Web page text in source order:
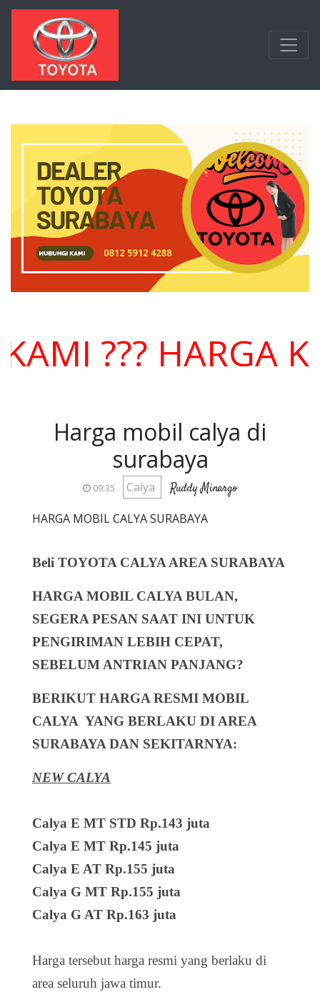
Langsung ke konten utama
HARGA
Harga mobil calya di
surabaya
09:35 Calya Ruddy Minargo
HARGA MOBIL CALYA SURABAYA
Beli TOYOTA CALYA AREA SURABAYA
HARGA MOBIL CALYA BULAN,
SEGERA PESAN SAAT INI UNTUK
PENGIRIMAN LEBIH CEPAT,
SEBELUM ANTRIAN PANJANG?
BERIKUT HARGA RESMI MOBIL
CALYA YANG BERLAKU DI AREA
SURABAYA DAN SEKITARNYA:
NEW CALYA
Calya E MT STD Rp.143 juta
Calya E MT Rp.145 juta
Calya E AT Rp.155 juta
Calya G MT Rp.155 juta
Calya G AT Rp.163 juta
Harga tersebut harga resmi yang berlaku di
area seluruh jawa timur.